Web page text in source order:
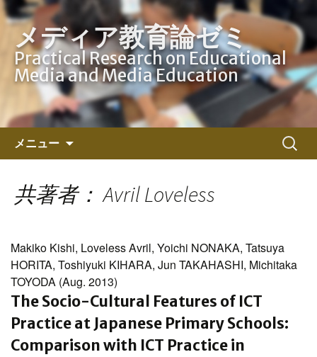
メディア教育論ゼミ
Practical Research on Educational
Media and Media Education
メニュー
ン
ツ
キ
ッ
プ
検
索:
共著者： Avril Loveless
Makiko Kishi, Loveless Avril, Yoichi NONAKA, Tatsuya
HORITA, Toshiyuki KIHARA, Jun TAKAHASHI, Michitaka
TOYODA (Aug. 2013)
The Socio-Cultural Features of ICT
Practice at Japanese Primary Schools:
Comparison with ICT Practice in